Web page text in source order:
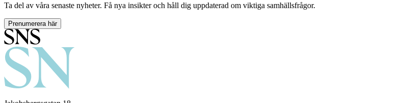
Ta del av våra senaste nyheter. Få nya insikter och håll dig uppdaterad om viktiga samhällsfrågor.
Prenumerera här